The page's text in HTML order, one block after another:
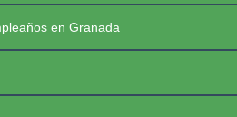
en Granada
FotoBaby